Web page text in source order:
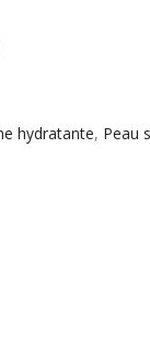
hydratante, Peau